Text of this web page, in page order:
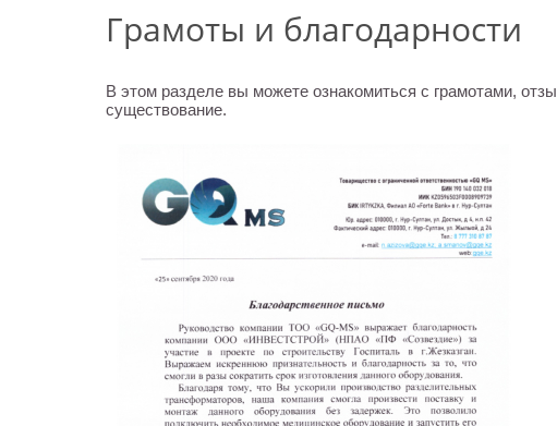
Грамоты и благодарности
В этом разделе вы можете ознакомиться с грамотами,
существование.